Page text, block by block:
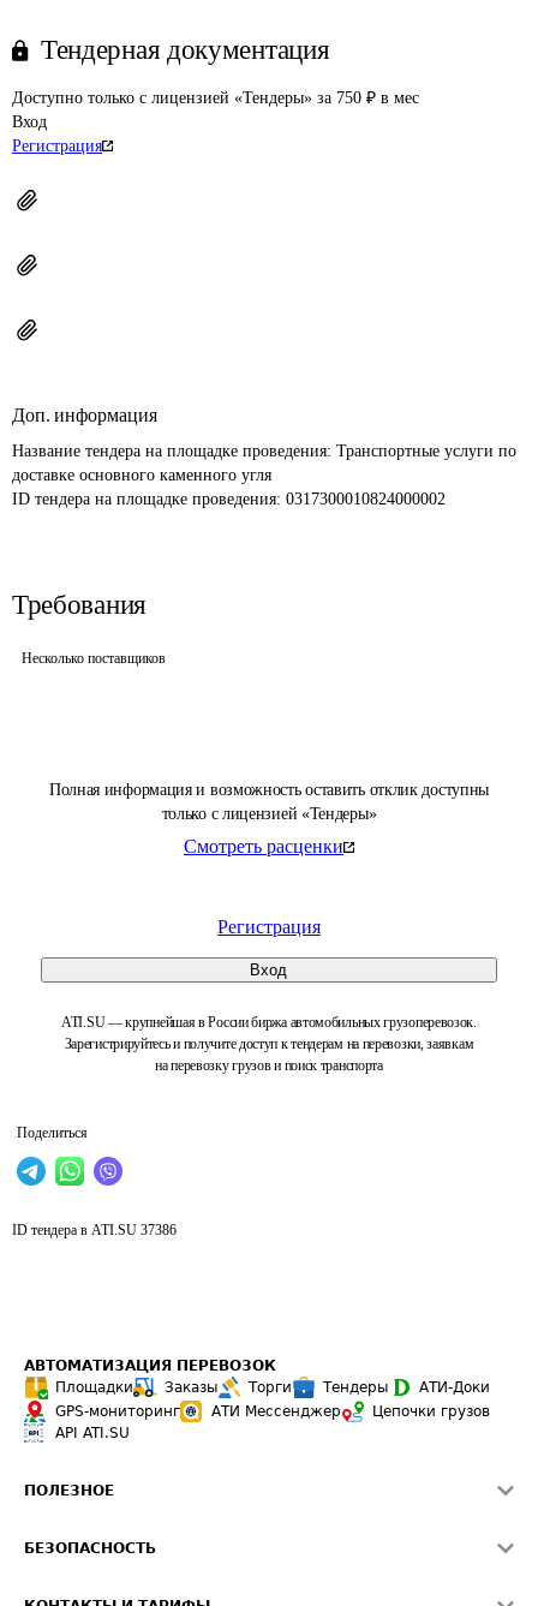
Полная информация и возможность оставить отклик доступны
только с лицензией «Тендеры»
Смотреть расценки
Регистрация
Вход
ATI.SU — крупнейшая в России биржа автомобильных грузоперевозок.
Зарегистрируйтесь и получите доступ к тендерам на перевозки, заявкам
на перевозку грузов и поиск транспорта
Поделиться
Тендерная документация
Доступно только с лицензией «Тендеры» за 750 ₽ в мес
Вход
Регистрация
Доп. информация
Название тендера на площадке проведения: Транспортные услуги по
доставке основного каменного угля
ID тендера на площадке проведения: 0317300010824000002
Требования
Несколько поставщиков
ID тендера в ATI.SU 37386
АВТОМАТИЗАЦИЯ ПЕРЕВОЗОК
Площадки
Заказы Торги Тендеры
АТИ-Доки
GPS-мониторинг
АТИ Мессенджер
Цепочки грузов
API ATI.SU
ПОЛЕЗНОЕ
Звезды ATI.SU на вашем сайте
БЕЗОПАСНОСТЬ